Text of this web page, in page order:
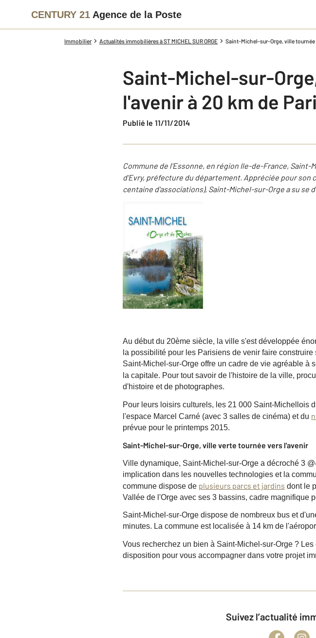
CENTURY 21 Agence de la Poste
Immobilier Actualités immobilières à ST MICHEL SUR ORGE Saint-Michel-sur-Orge, ville tournée
Saint-Michel-sur-
l'avenir à 20 km de
Publié le 11/11/2014
Commune de l'Essonne, en région Ile-de-France, Saint-
d'Evry, préfecture du département. Appréciée pour son
centaine d'associations), Saint-Michel-sur-Orge a su se
Au début du 20ème siècle, la ville s'est développée
la possibilité pour les Parisiens de venir faire
Saint-Michel-sur-Orge offre un cadre de vie agréable à
la capitale. Pour tout savoir de l'histoire de la ville,
d'histoire et de photographes.
Pour leurs loisirs culturels, les 21 000 Saint-Michellois
l'espace Marcel Carné (avec 3 salles de cinéma) et du
prévue pour le printemps 2015.
Saint-Michel-sur-Orge, ville verte tournée vers l'avenir
Ville dynamique, Saint-Michel-sur-Orge a décroché 3
implication dans les nouvelles technologies et la
commune dispose de plusieurs parcs et jardins dont le
Vallée de l'Orge avec ses 3 bassins, cadre magnifique
Saint-Michel-sur-Orge dispose de nombreux bus et
minutes. La commune est localisée à 14 km de
Vous recherchez un bien à Saint-Michel-sur-Orge ?
disposition pour vous accompagner dans votre projet
Suivez l’actualité